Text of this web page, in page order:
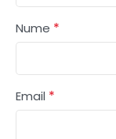
Nume *
Email *